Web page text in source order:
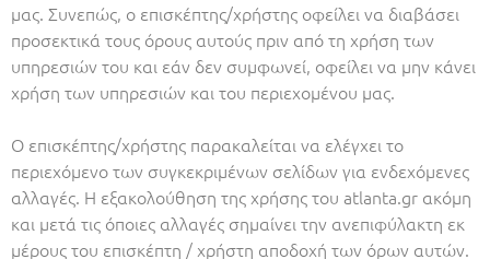
μας. Συνεπώς, ο επισκέπτης/χρήστης οφείλει να διαβάσει
προσεκτικά τους όρους αυτούς πριν από τη χρήση των
υπηρεσιών του και εάν δεν συμφωνεί, οφείλει να μην κάνει
χρήση των υπηρεσιών και του περιεχομένου μας.
Ο επισκέπτης/χρήστης παρακαλείται να ελέγχει το
περιεχόμενο των συγκεκριμένων σελίδων για ενδεχόμενες
αλλαγές. Η εξακολούθηση της χρήσης του atlanta.gr ακόμη
και μετά τις όποιες αλλαγές σημαίνει την ανεπιφύλακτη εκ
μέρους του επισκέπτη / χρήστη αποδοχή των όρων αυτών.